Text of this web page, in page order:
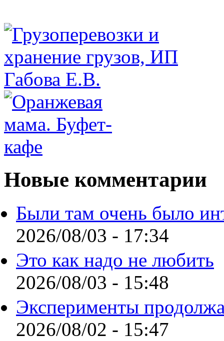
Новые комментарии
Были там очень было
2026/08/03 - 17:34
Это как надо не любить
2026/08/03 - 15:48
Эксперименты
2026/08/02 - 15:47